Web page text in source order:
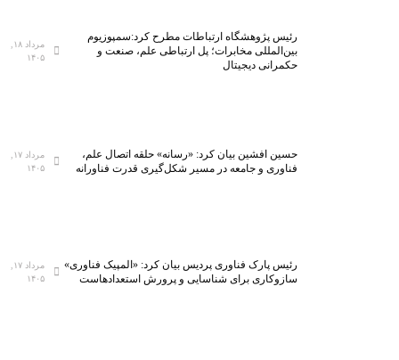
رئیس پژوهشگاه ارتباطات مطرح کرد:سمپوزیوم
بین‌المللی مخابرات؛ پل ارتباطی علم، صنعت و
حکمرانی دیجیتال
۱۴۰۵
حسین افشین بیان کرد: «رسانه» حلقه اتصال علم،
فناوری و جامعه در مسیر شکل‌گیری قدرت فناورانه
۱۴۰۵
رئیس پارک فناوری پردیس بیان کرد: «المپیک فناوری»
سازوکاری برای شناسایی و پرورش استعدادهاست
۱۴۰۵